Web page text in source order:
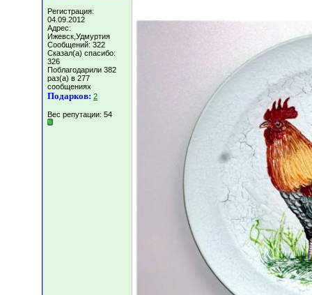
Регистрация:
04.09.2012
Адрес:
Ижевск,Удмуртия
Сообщений: 322
Сказал(а) спасибо:
326
Поблагодарили 382
раз(а) в 277
сообщениях
Подарков: 2
Вес репутации: 54